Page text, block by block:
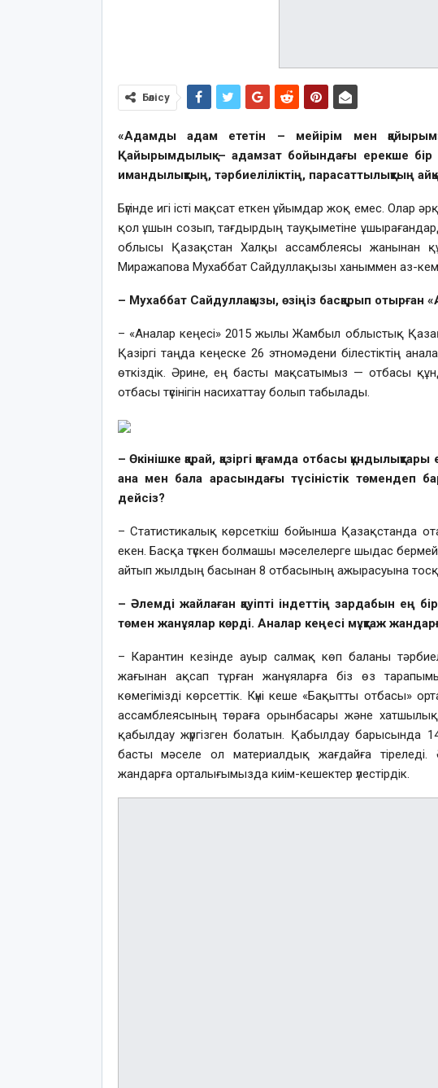
Бөлісу
«Адамды адам ететін – мейірім мен
Қайырымдылық – адамзат бойындағы ерекше бір
имандылықтың, тәрбиеліліктің, парасаттылықтың
Бүгінде игі істі мақсат еткен ұйымдар жоқ емес. Олар
қол ұшын созып, тағдырдың тауқыметіне
облысы Қазақстан Халқы ассамблеясы жанынан
Миражапова Мухаббат Сайдуллақызы ханыммен аз-кем
– Мухаббат Сайдуллақызы, өзіңіз басқарып отырған
– «Аналар кеңесі» 2015 жылы Жамбыл облыстық
Қазіргі таңда кеңеске 26 этномәдени білестіктің
өткіздік. Әрине, ең басты мақсатымыз — отбасы
отбасы түсінігін насихаттау болып табылады.
– Өкінішке қарай, қазіргі қоғамда отбасы
ана мен бала арасындағы түсіністік төмендеп
дейсіз?
– Статистикалық көрсеткіш бойынша Қазақстанда
екен. Басқа түскен болмашы мәселелерге шыдас
айтып жылдың басынан 8 отбасының ажырасуына
– Әлемді жайлаған қауіпті індеттің зардабын ең
төмен жанұялар көрді. Аналар кеңесі мұқтаж
– Карантин кезінде ауыр салмақ көп баланы
жағынан ақсап тұрған жанұяларға біз өз
көмегімізді көрсеттік. Күні кеше «Бақытты
ассамблеясының төраға орынбасары және
қабылдау жүргізген болатын. Қабылдау барысында
басты мәселе ол материалдық жағдайға
жандарға орталығымызда киім-кешектер үлестірдік.